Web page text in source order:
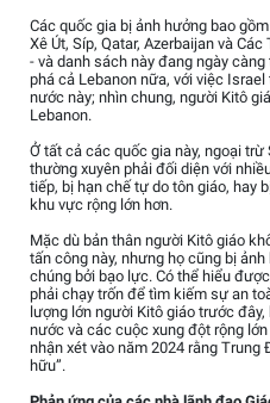
Các quốc gia bị ảnh hưởng bao
Xê Út, Síp, Qatar, Azerbaijan và
- và danh sách này đang ngày
phá cả Lebanon nữa, với việc
nước này; nhìn chung, người Kitô
Lebanon.
Ở tất cả các quốc gia này, ngoại
thường xuyên phải đối diện với
tiếp, bị hạn chế tự do tôn giáo, hay
khu vực rộng lớn hơn.
Mặc dù bản thân người Kitô giáo
tấn công này, nhưng họ cũng bị
chúng bởi bạo lực. Có thể hiểu
phải chạy trốn để tìm kiếm sự an
lượng lớn người Kitô giáo trước
nước và các cuộc xung đột rộng
nhận xét vào năm 2024 rằng
hữu”.